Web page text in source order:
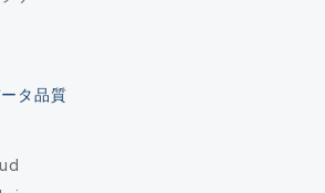
タ品質